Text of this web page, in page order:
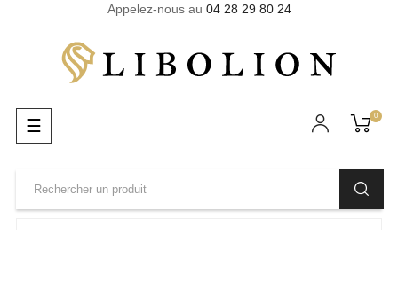
Appelez-nous au 04 28 29 80 24
0
Basculer
la
☰